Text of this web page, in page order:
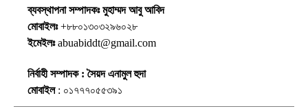
ব্যবস্থাপনা সম্পাদকঃ মুহাম্মদ আবু আবিদ
মোবাইলঃ+৮৮০১৩০৩২৯৬০২৮
ইমেইলঃabuabiddt@gmail.com
নির্বাহী সম্পাদক : সৈয়দ এনামুল হুদা
মোবাইল: ০১৭৭৭০৫৫৩৯১